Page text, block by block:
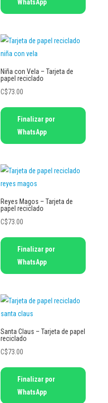
WhatsApp
Niña con Vela – Tarjeta de
papel reciclado
C$73.00
Finalizar por
WhatsApp
Reyes Magos – Tarjeta de
papel reciclado
C$73.00
Finalizar por
WhatsApp
Santa Claus – Tarjeta de papel
reciclado
C$73.00
Finalizar por
WhatsApp